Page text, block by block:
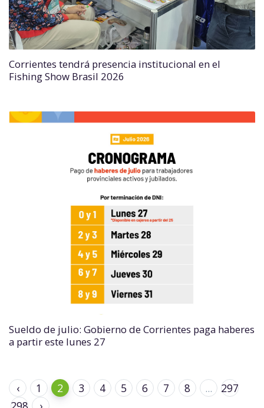
Corrientes tendrá presencia institucional en el
Fishing Show Brasil 2026
Sueldo de julio: Gobierno de Corrientes paga haberes
a partir este lunes 27
‹ 1 2 3 4 5 6 7 8 ...
297